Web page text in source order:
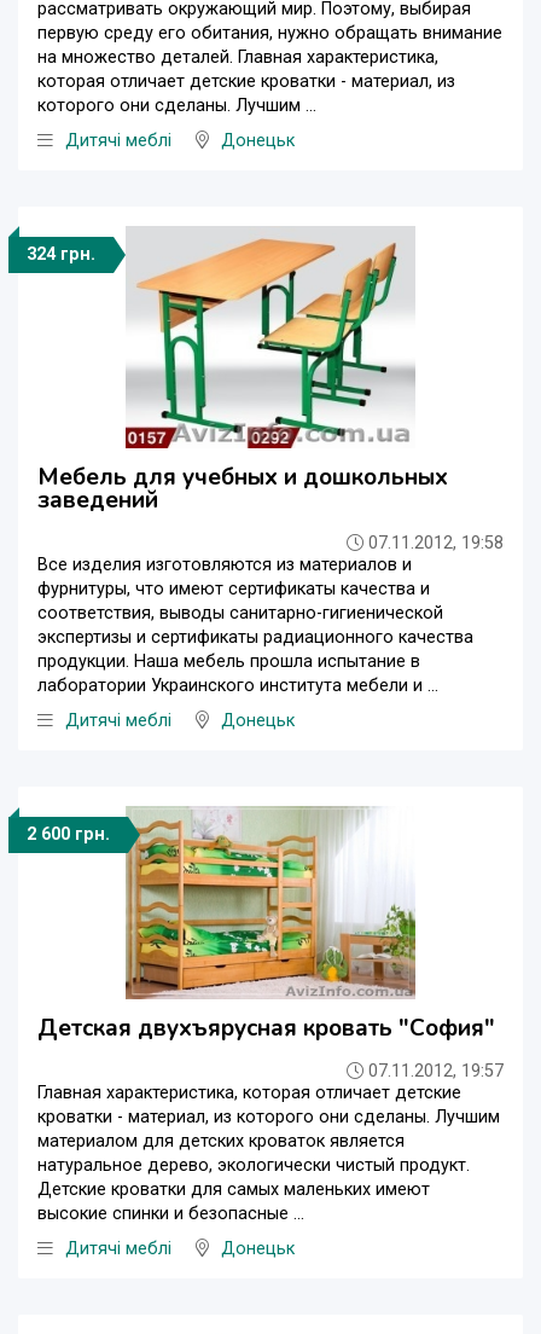
рассматривать окружающий мир. Поэтому, выбирая
первую среду его обитания, нужно обращать внимание
на множество деталей. Главная характеристика,
которая отличает детские кроватки - материал, из
которого они сделаны. Лучшим ...
Дитячі меблі
Донецьк
324 грн.
Мебель для учебных и дошкольных
заведений
07.11.2012, 19:58
Все изделия изготовляются из материалов и
фурнитуры, что имеют сертификаты качества и
соответствия, выводы санитарно-гигиенической
экспертизы и сертификаты радиационного качества
продукции. Наша мебель прошла испытание в
лаборатории Украинского института мебели и ...
Дитячі меблі
Донецьк
2 600 грн.
Детская двухъярусная кровать "София"
07.11.2012, 19:57
Главная характеристика, которая отличает детские
кроватки - материал, из которого они сделаны. Лучшим
материалом для детских кроваток является
натуральное дерево, экологически чистый продукт.
Детские кроватки для самых маленьких имеют
высокие спинки и безопасные ...
Дитячі меблі
Донецьк